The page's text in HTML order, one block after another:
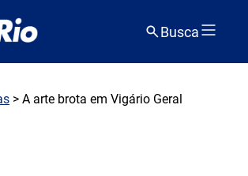
Busca
> A arte brota em Vigário Geral